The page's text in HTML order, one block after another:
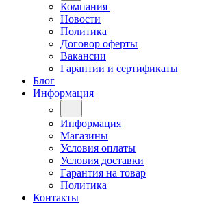
Компания
Новости
Политика
Договор оферты
Вакансии
Гарантии и сертификаты
Блог
Информация
Информация
Магазины
Условия оплаты
Условия доставки
Гарантия на товар
Политика
Контакты